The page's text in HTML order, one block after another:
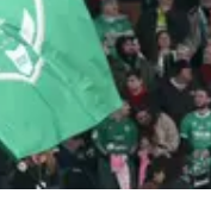
janvier 2022 à 18:22 +